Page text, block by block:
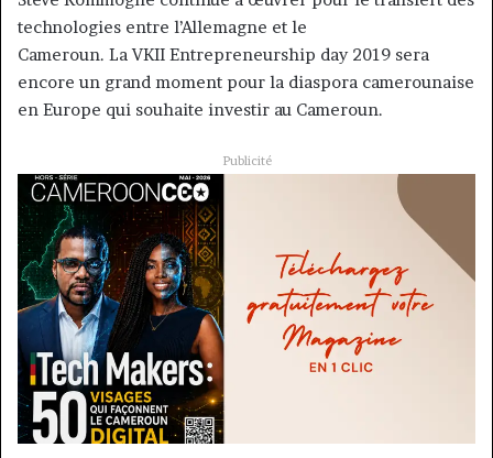
technologies entre l’Allemagne et le
Cameroun. La VKII Entrepreneurship day 2019 sera
encore un grand moment pour la diaspora camerounaise
en Europe qui souhaite investir au Cameroun.
Publicité